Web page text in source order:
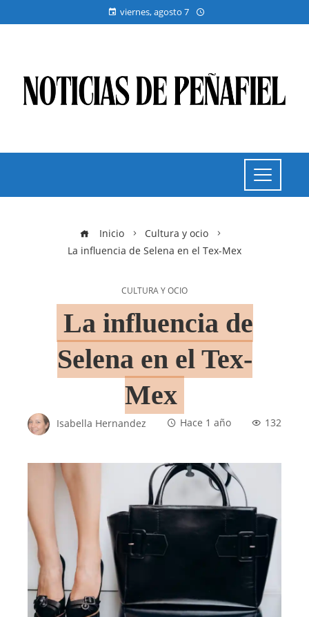
viernes, agosto 7
Inicio
Cultura y ocio
La influencia de Selena en el Tex-Mex
CULTURA Y OCIO
La influencia de
Selena en el Tex-
Mex
Isabella Hernandez Hace 1 año 132